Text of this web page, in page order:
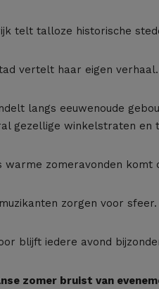
telt talloze historische
vertelt haar eigen verhaal.
langs eeuwenoude
gezellige winkelstraten en
warme zomeravonden
zorgen voor
blijft iedere avond
zomer bruist van